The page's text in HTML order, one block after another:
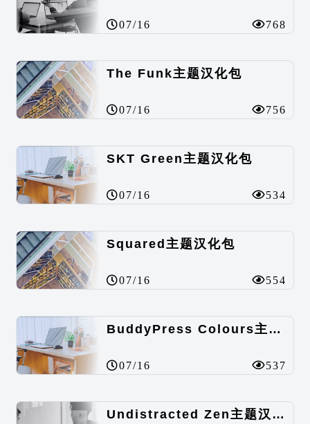
07/16 768
The Funk主题汉化包
07/16 756
SKT Green主题汉化包
07/16 534
Squared主题汉化包
07/16 554
BuddyPress Colours主题汉化包
07/16 537
Undistracted Zen主题汉化包